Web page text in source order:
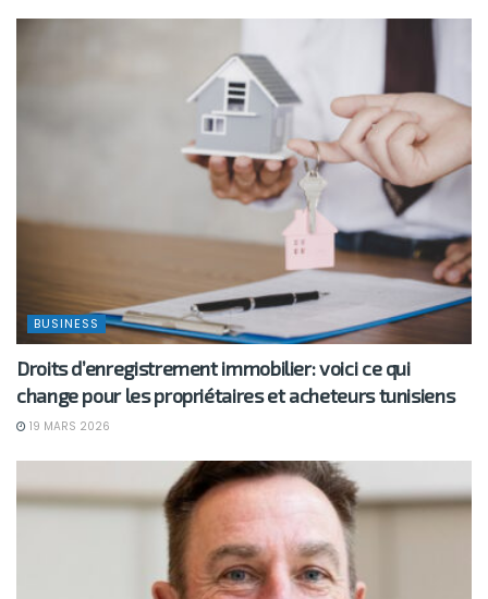
BUSINESS
Droits d’enregistrement immobilier: voici ce qui
change pour les propriétaires et acheteurs tunisiens
19 MARS 2026